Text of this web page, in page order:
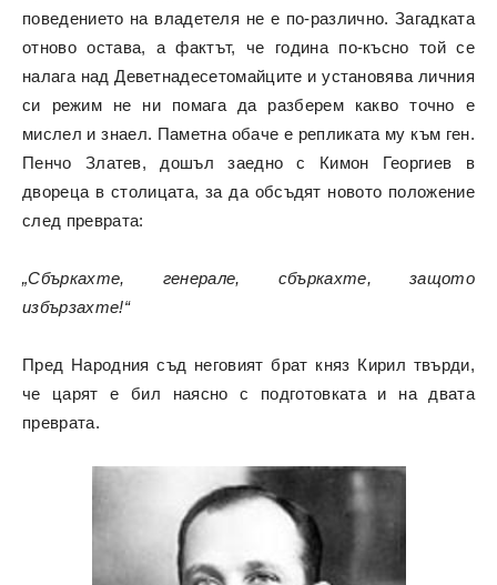
поведението на владетеля не е по-различно. Загадката
отново остава, а фактът, че година по-късно той се
налага над Деветнадесетомайците и установява личния
си режим не ни помага да разберем какво точно е
мислел и знаел. Паметна обаче е репликата му към ген.
Пенчо Златев, дошъл заедно с Кимон Георгиев в
двореца в столицата, за да обсъдят новото положение
след преврата:
„Сбъркахте, генерале, сбъркахте, защото
избързахте!“
Пред Народния съд неговият брат княз Кирил твърди,
че царят е бил наясно с подготовката и на двата
преврата.